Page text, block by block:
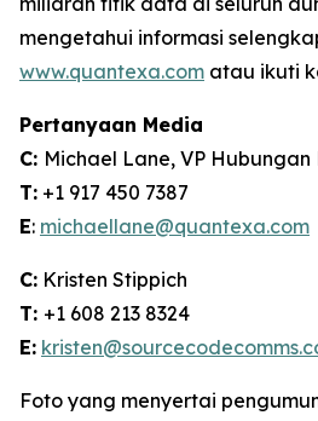
mengetahui informasi
www.quantexa.com atau ikuti
Pertanyaan Media
C: Michael Lane, VP Hubungan
T: +1 917 450 7387
E: michaellane@quantexa.com
C: Kristen Stippich
T: +1 608 213 8324
E:
Foto yang menyertai